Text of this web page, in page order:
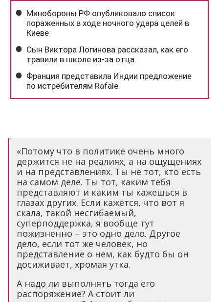
«Потому что в политике очень много
держится не на реалиях, а на ощущениях
и на представлениях. Ты не тот, кто есть
на самом деле. Ты тот, каким тебя
представляют и каким ты кажешься в
глазах других. Если кажется, что вот я
скала, такой несгибаемый,
суперподдержка, я вообще тут
пожизненно – это одно дело. Другое
дело, если тот же человек, но
представление о нем, как будто бы он
досиживает, хромая утка.
А надо ли выполнять тогда его
распоряжение? А стоит ли